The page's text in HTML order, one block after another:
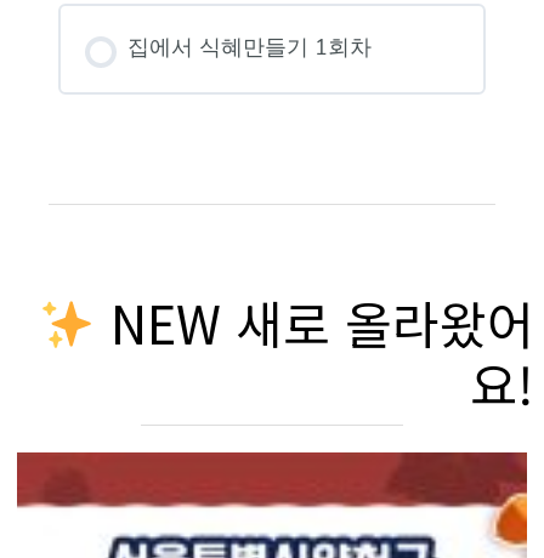
집에서 식혜만들기 1회차
NEW 새로 올라왔어
요!